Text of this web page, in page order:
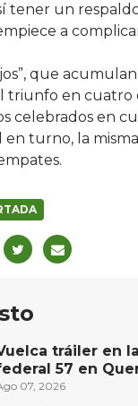
tener un
a
que
triunfo en cuatro
celebrados en
en turno, la
tráiler en
57 en
de
07, 2026